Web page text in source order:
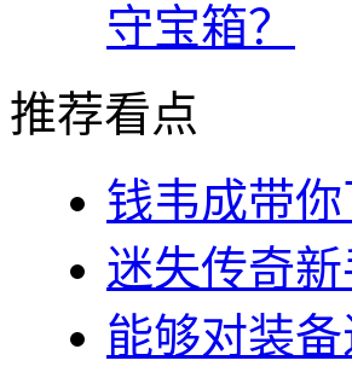
守宝箱？
推荐看点
钱韦成带
迷失传奇
能够对装